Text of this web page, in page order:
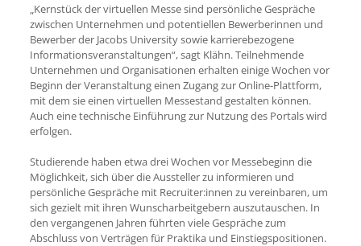
„Kernstück der virtuellen Messe sind persönliche Gespräche
zwischen Unternehmen und potentiellen Bewerberinnen und
Bewerber der Jacobs University sowie karrierebezogene
Informationsveranstaltungen“, sagt Klähn. Teilnehmende
Unternehmen und Organisationen erhalten einige Wochen vor
Beginn der Veranstaltung einen Zugang zur Online-Plattform,
mit dem sie einen virtuellen Messestand gestalten können.
Auch eine technische Einführung zur Nutzung des Portals wird
erfolgen.
Studierende haben etwa drei Wochen vor Messebeginn die
Möglichkeit, sich über die Aussteller zu informieren und
persönliche Gespräche mit Recruiter:innen zu vereinbaren, um
sich gezielt mit ihren Wunscharbeitgebern auszutauschen. In
den vergangenen Jahren führten viele Gespräche zum
Abschluss von Verträgen für Praktika und Einstiegspositionen.